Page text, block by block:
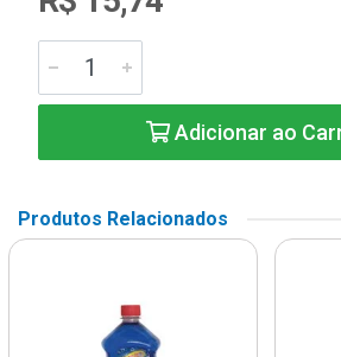
Adicionar ao
Produtos Relacionados